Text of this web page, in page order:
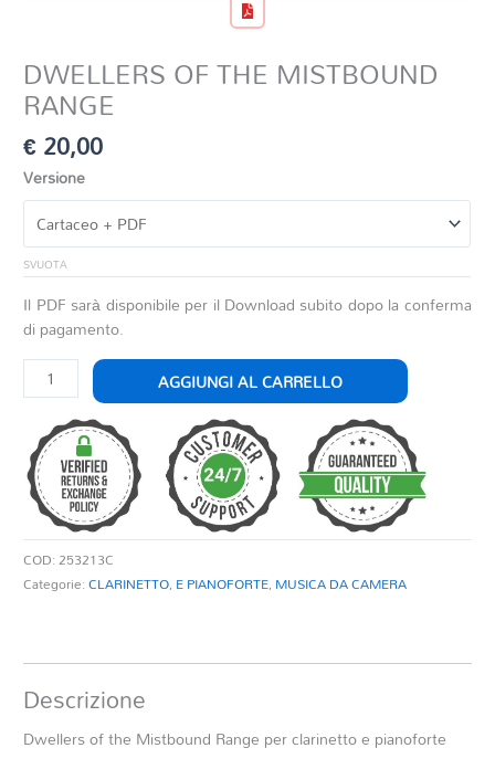
DWELLERS OF THE MISTBOUND
RANGE
€20,00
Versione
SVUOTA
Il PDF sarà disponibile per il Download subito dopo la conferma
di pagamento.
DWELLERS
OF
MISTBOUND
RANGE
quantità
AGGIUNGI AL CARRELLO
COD:253213C
Categorie:CLARINETTO, E PIANOFORTE, MUSICA DA CAMERA
Descrizione
Dwellers of the Mistbound Range per clarinetto e pianoforte